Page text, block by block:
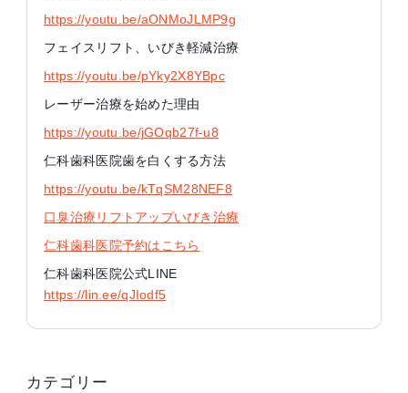
https://youtu.be/aONMoJLMP9g
フェイスリフト、いびき軽減治療
https://youtu.be/pYky2X8YBpc
レーザー治療を始めた理由
https://youtu.be/jGOqb27f-u8
仁科歯科医院歯を白くする方法
https://youtu.be/kTqSM28NEF8
口臭治療リフトアップいびき治療
仁科歯科医院予約はこちら
仁科歯科医院公式LINE
https://lin.ee/qJIodf5
カテゴリー